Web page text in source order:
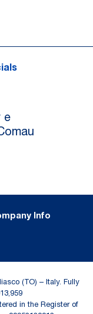
e
Info
(TO) – Italy. Fully
in the Register of